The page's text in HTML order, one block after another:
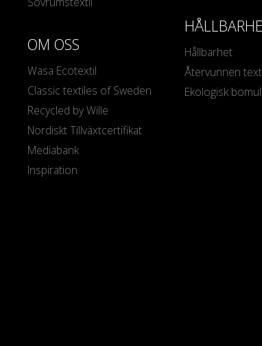
OM OSS
Wasa Ecotextil
Classic textiles of Sweden
Recycled by Wille
Nordiskt Tillväxtcertifikat
Mediabank
Inspiration
Hållbarhet
Återvunnen
Ekologisk